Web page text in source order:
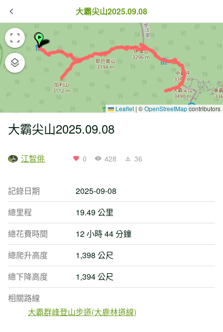
大霸尖山2025.09.08
Leaflet | ©OpenStreetMapcontributors
大霸尖山2025.09.08
江智佻 0 428 36
記錄日期
2025-09-08
總里程
19.49 公里
總花費時間
12 小時 44 分鐘
總爬升高度
1,398 公尺
總下降高度
1,394 公尺
相關路線
大霸群峰登山步道(大鹿林道線)